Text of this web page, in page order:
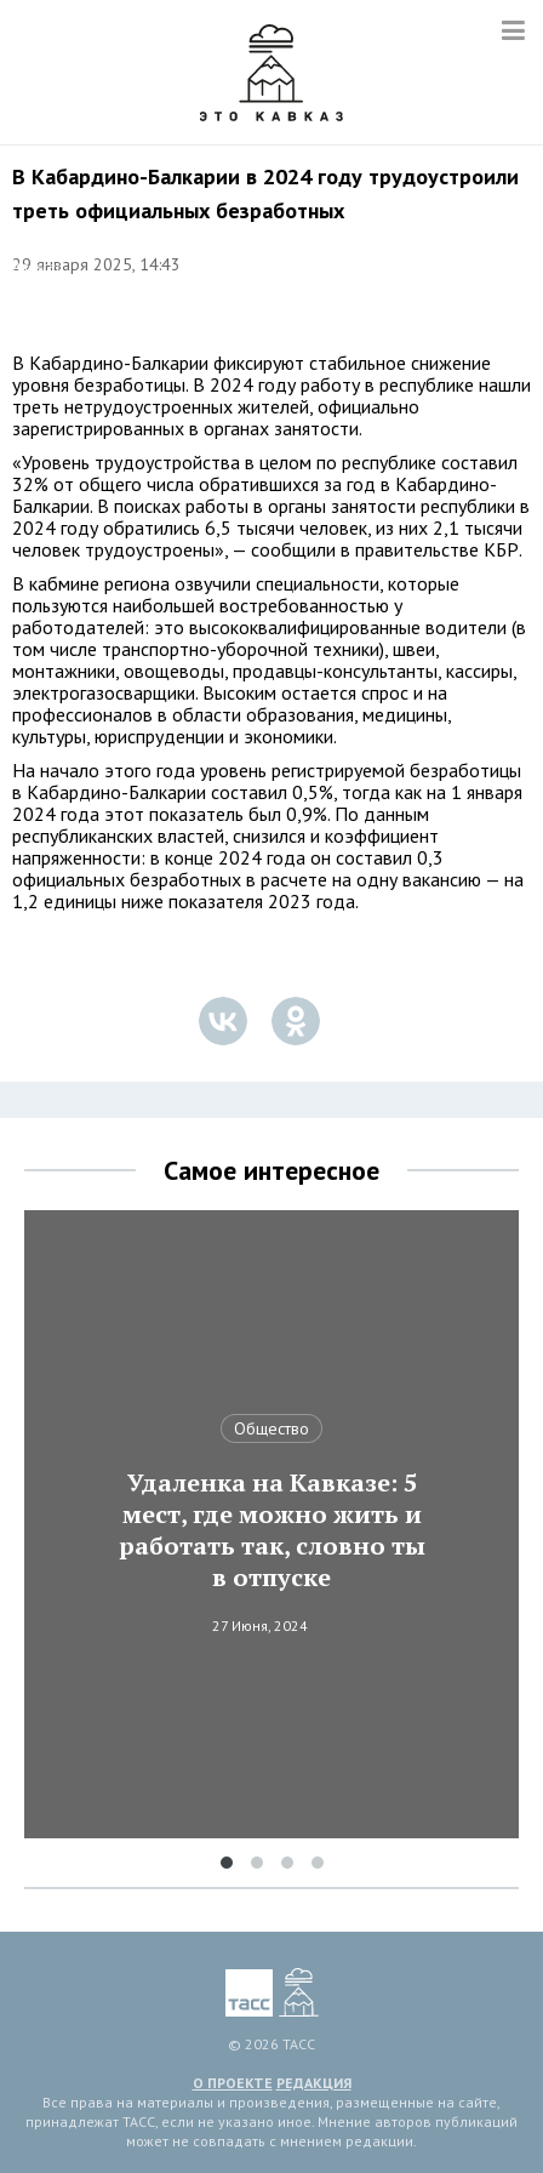
В Кабардино-Балкарии в 2024 году трудоустроили
треть официальных безработных
29 января 2025, 14:43
Алексей
В Кабардино-Балкарии фиксируют стабильное снижение
уровня безработицы. В 2024 году работу в республике нашли
треть нетрудоустроенных жителей, официально
зарегистрированных в органах занятости.
«Уровень трудоустройства в целом по республике составил
32% от общего числа обратившихся за год в Кабардино-
Балкарии. В поисках работы в органы занятости республики в
2024 году обратились 6,5 тысячи человек, из них 2,1 тысячи
человек трудоустроены», — сообщили в правительстве КБР.
В кабмине региона озвучили специальности, которые
пользуются наибольшей востребованностью у
работодателей: это высококвалифицированные водители (в
том числе транспортно-уборочной техники), швеи,
монтажники, овощеводы, продавцы-консультанты, кассиры,
электрогазосварщики. Высоким остается спрос и на
профессионалов в области образования, медицины,
культуры, юриспруденции и экономики.
На начало этого года уровень регистрируемой безработицы
в Кабардино-Балкарии составил 0,5%, тогда как на 1 января
2024 года этот показатель был 0,9%. По данным
республиканских властей, снизился и коэффициент
напряженности: в конце 2024 года он составил 0,3
официальных безработных в расчете на одну вакансию — на
1,2 единицы ниже показателя 2023 года.
Самое интересное
Общество
Удаленка на Кавказе: 5
мест, где можно жить и
работать так, словно ты
в отпуске
27 Июня, 2024
© 2026 ТАСС
О ПРОЕКТЕ РЕДАКЦИЯ
Все права на материалы и произведения, размещенные на сайте,
принадлежат ТАСС, если не указано иное. Мнение авторов публикаций
может не совпадать с мнением редакции.